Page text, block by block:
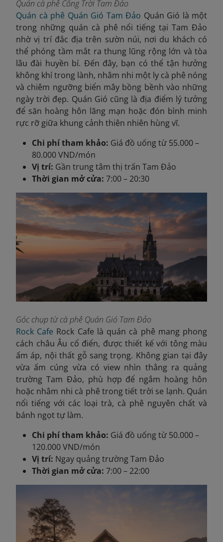
Quán cà phê Cổng Trời Tam Đảo
Quán cà phê Quán Gió Tam Đảo Quán Gió là một
trong những quán cà phê nổi tiếng tại Tam Đảo
nhờ vị trí đắc địa trên sườn núi, nơi du khách có
thể phóng tầm mắt ra thung lũng rộng lớn và tòa
lâu đài huyền bí. Đến đây, bạn có thể tận hưởng
không khí trong lành, nhâm nhi một ly cà phê nóng
và chiêm ngưỡng biển mây bồng bềnh vào những
ngày trời đẹp. Quán Gió cũng là địa điểm lý tưởng
để săn hoàng hôn lãng mạn hoặc đón bình minh
rực rỡ giữa khung cảnh thiên nhiên hùng vĩ.
Chi phí tham khảo: Giá đồ uống từ 55.000 –
80.000 VND/món
Vị trí: Gần trung tâm thị trấn Tam Đảo
Thời gian mở cửa: 7:00 – 20:30
Góc chụp từ cà phê Quán Gió Tam Đảo
Rock Cafe Rock Cafe là quán cà phê mang phong
cách châu Âu cổ điển, được thiết kế với tông màu
ấm áp, nội thất gỗ sang trọng. Không gian tại đây
vừa ấm cúng vừa có view nhìn thẳng ra quảng
trường Tam Đảo, phù hợp để ngắm hoàng hôn
hoặc nhâm nhi cà phê trong tiết trời se lạnh. Quán
nổi tiếng với các loại trà, cà phê nguyên chất và
bánh ngọt tự làm.
Chi phí tham khảo: Giá đồ uống từ 50.000 –
120.000 VND/món
Vị trí: Ngay quảng trường Tam Đảo
Thời gian mở cửa: 7:00 – 22:00